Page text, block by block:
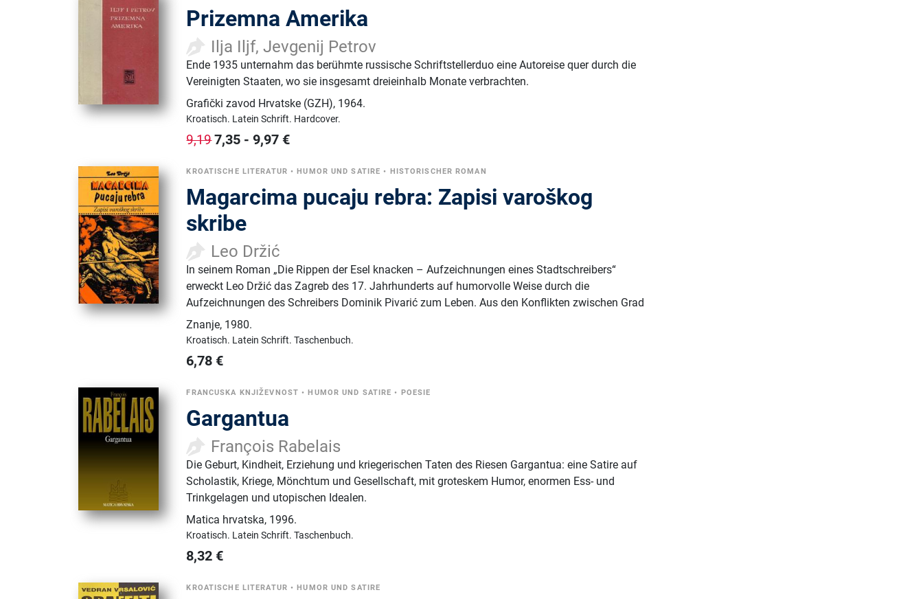
Prizemna Amerika
Ilja Iljf, Jevgenij Petrov
Ende 1935 unternahm das berühmte russische Schriftstellerduo eine Autoreise quer durch die
Vereinigten Staaten, wo sie insgesamt dreieinhalb Monate verbrachten.
Grafički zavod Hrvatske (GZH), 1964.
Kroatisch. Latein Schrift. Hardcover.
9,197,35 -9,97 €
KROATISCHE LITERATUR •HUMOR UND SATIRE • HISTORISCHER ROMAN
Magarcima pucaju rebra: Zapisi varoškog
skribe
Leo Držić
In seinem Roman „Die Rippen der Esel knacken – Aufzeichnungen eines Stadtschreibers“
erweckt Leo Držić das Zagreb des 17. Jahrhunderts auf humorvolle Weise durch die
Aufzeichnungen des Schreibers Dominik Pivarić zum Leben. Aus den Konflikten zwischen Grad
Znanje, 1980.
Kroatisch. Latein Schrift.Taschenbuch.
6,78 €
FRANCUSKA KNJIŽEVNOST •HUMOR UND SATIRE • POESIE
Gargantua
François Rabelais
Die Geburt, Kindheit, Erziehung und kriegerischen Taten des Riesen Gargantua: eine Satire auf
Scholastik, Kriege, Mönchtum und Gesellschaft, mit groteskem Humor, enormen Ess- und
Trinkgelagen und utopischen Idealen.
Matica hrvatska, 1996.
Kroatisch. Latein Schrift.Taschenbuch.
8,32 €
KROATISCHE LITERATUR •HUMOR UND SATIRE